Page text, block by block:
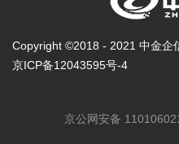
Copyright ©2018 - 2021 中金企
京ICP备12043595号-4
京公网安备